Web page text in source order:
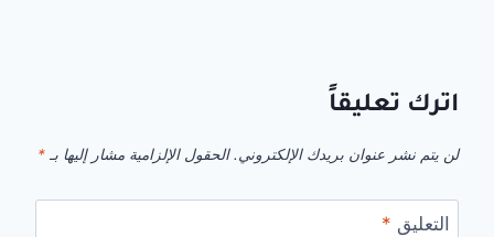
اترك تعليقاً
لن يتم نشر عنوان بريدك الإلكتروني. الحقول الإلزامية مشار إليها بـ *
التعليق *